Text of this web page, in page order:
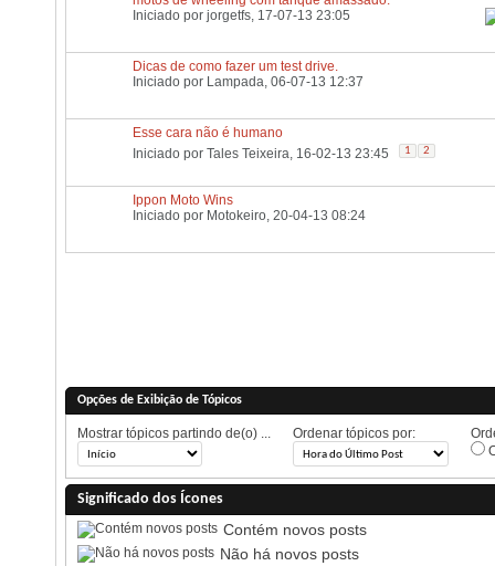
Iniciado por jorgetfs , 17-07-13 23:05
Dicas de como fazer um test drive.
Iniciado por Lampada, 06-07-13 12:37
Esse cara não é humano
Iniciado por Tales Teixeira, 16-02-13 23:45 1 2
Ippon Moto Wins
Iniciado por Motokeiro, 20-04-13 08:24
Opções de Exibição de Tópicos
Mostrar tópicos partindo de(o) ... Ordenar tópicos por:
Significado dos Ícones
Contém novos posts
Não há novos posts